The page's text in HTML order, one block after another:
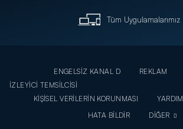
Tüm Uygulamalarımız
ENGELSİZ KANAL D REKLAM
İZLEYİCİ TEMSİLCİSİ
KİŞİSEL VERİLERİN KORUNMASI
YARDIM
HATA BİLDİR
DİĞER